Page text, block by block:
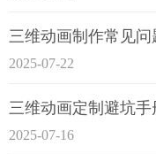
2025-07-22
三维动画定制避坑
2025-07-16